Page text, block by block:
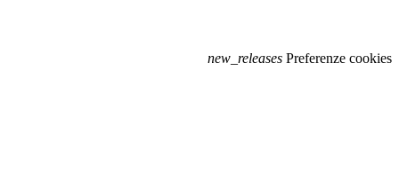
new_releases Preferenze cookies